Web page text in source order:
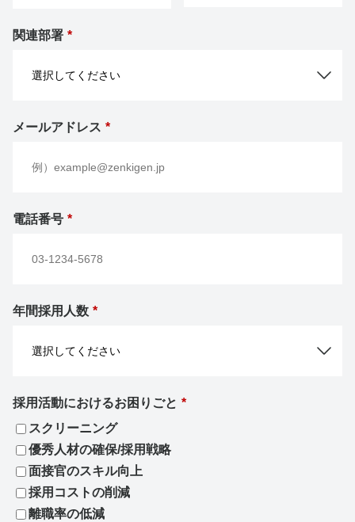
関連部署 *
メールアドレス *
電話番号 *
年間採用人数 *
採用活動におけるお困りごと *
スクリーニング
優秀人材の確保/採用戦略
面接官のスキル向上
採用コストの削減
離職率の低減